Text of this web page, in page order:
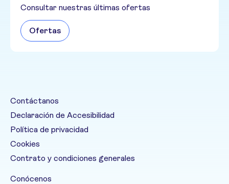
Consultar nuestras últimas ofertas
Ofertas
Contáctanos
Declaración de Accesibilidad
Política de privacidad
Cookies
Contrato y condiciones generales
Conócenos